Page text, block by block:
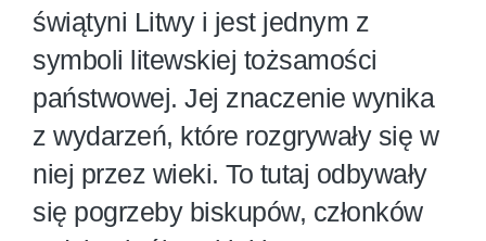
świątyni Litwy i jest jednym z
symboli litewskiej tożsamości
państwowej. Jej znaczenie wynika
z wydarzeń, które rozgrywały się w
niej przez wieki. To tutaj odbywały
się pogrzeby biskupów, członków